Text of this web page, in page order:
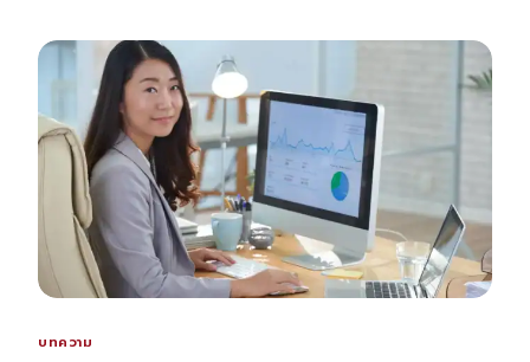
บทความ